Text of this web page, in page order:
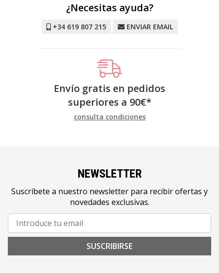
¿Necesitas ayuda?
+34 619 807 215 ENVIAR EMAIL
Envío gratis en pedidos
superiores a 90€*
consulta condiciones
NEWSLETTER
Suscríbete a nuestro newsletter para recibir ofertas y
novedades exclusivas.
SUSCRIBIRSE